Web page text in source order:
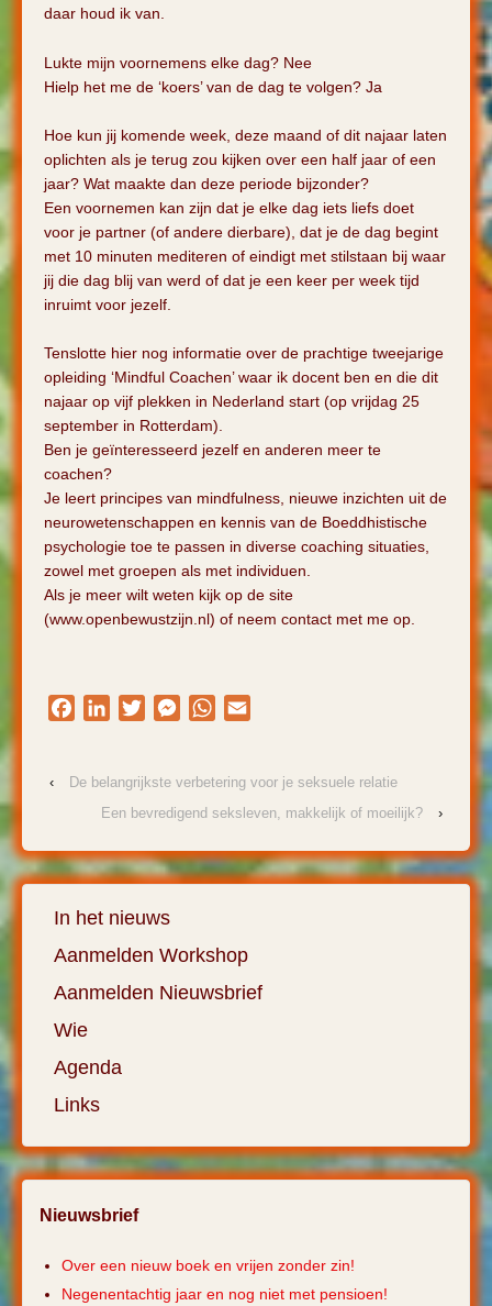
daar houd ik van.
Lukte mijn voornemens elke dag? Nee
Hielp het me de ‘koers’ van de dag te volgen? Ja
Hoe kun jij komende week, deze maand of dit najaar laten
oplichten als je terug zou kijken over een half jaar of een
jaar? Wat maakte dan deze periode bijzonder?
Een voornemen kan zijn dat je elke dag iets liefs doet
voor je partner (of andere dierbare), dat je de dag begint
met 10 minuten mediteren of eindigt met stilstaan bij waar
jij die dag blij van werd of dat je een keer per week tijd
inruimt voor jezelf.
Tenslotte hier nog informatie over de prachtige tweejarige
opleiding ‘Mindful Coachen’ waar ik docent ben en die dit
najaar op vijf plekken in Nederland start (op vrijdag 25
september in Rotterdam).
Ben je geïnteresseerd jezelf en anderen meer te
coachen?
Je leert principes van mindfulness, nieuwe inzichten uit de
neurowetenschappen en kennis van de Boeddhistische
psychologie toe te passen in diverse coaching situaties,
zowel met groepen als met individuen.
Als je meer wilt weten kijk op de site
(www.openbewustzijn.nl) of neem contact met me op.
FacebookLinkedInTwitterMessengerWhatsApp
‹
De belangrijkste verbetering voor je seksuele relatie
Een bevredigend seksleven, makkelijk of moeilijk?
›
In het nieuws
Aanmelden Workshop
Aanmelden Nieuwsbrief
Wie
Agenda
Links
Nieuwsbrief
Over een nieuw boek en vrijen zonder zin!
Negenentachtig jaar en nog niet met pensioen!